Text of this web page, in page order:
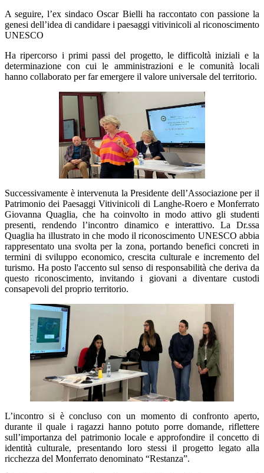
A seguire, l’ex sindaco Oscar Bielli ha raccontato con passione la
genesi dell’idea di candidare i paesaggi vitivinicoli al riconoscimento
UNESCO
Ha ripercorso i primi passi del progetto, le difficoltà iniziali e la
determinazione con cui le amministrazioni e le comunità locali
hanno collaborato per far emergere il valore universale del territorio.
Successivamente è intervenuta la Presidente dell’Associazione per il
Patrimonio dei Paesaggi Vitivinicoli di Langhe-Roero e Monferrato
Giovanna Quaglia, che ha coinvolto in modo attivo gli studenti
presenti, rendendo l’incontro dinamico e interattivo. La Dr.ssa
Quaglia ha illustrato in che modo il riconoscimento UNESCO abbia
rappresentato una svolta per la zona, portando benefici concreti in
termini di sviluppo economico, crescita culturale e incremento del
turismo. Ha posto l'accento sul senso di responsabilità che deriva da
questo riconoscimento, invitando i giovani a diventare custodi
consapevoli del proprio territorio.
L’incontro si è concluso con un momento di confronto aperto,
durante il quale i ragazzi hanno potuto porre domande, riflettere
sull’importanza del patrimonio locale e approfondire il concetto di
identità culturale, presentando loro stessi il progetto legato alla
ricchezza del Monferrato denominato “Restanza”.